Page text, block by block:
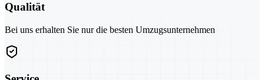
Qualität
Bei uns erhalten Sie nur die besten Umzugsunternehmen